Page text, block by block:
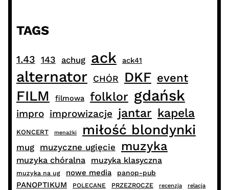
TAGS
1.43 143 achug ack ack41
alternator CHÓR DKF event
FILM filmowa folklor gdańsk
impro improwizacje jantar kapela
KONCERT menażki miłość blondynki
mug muzyczne ugięcie muzyka
muzyka chóralna muzyka klasyczna
muzyka na ug nowe media panop-pub
PANOPTIKUM POLECANE PRZEZROCZE recenzja relacja